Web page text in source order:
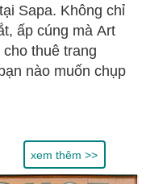
Sapa. Không chỉ
ấp cúng mà Art
thuê trang
nào muốn chụp
xem thêm >>